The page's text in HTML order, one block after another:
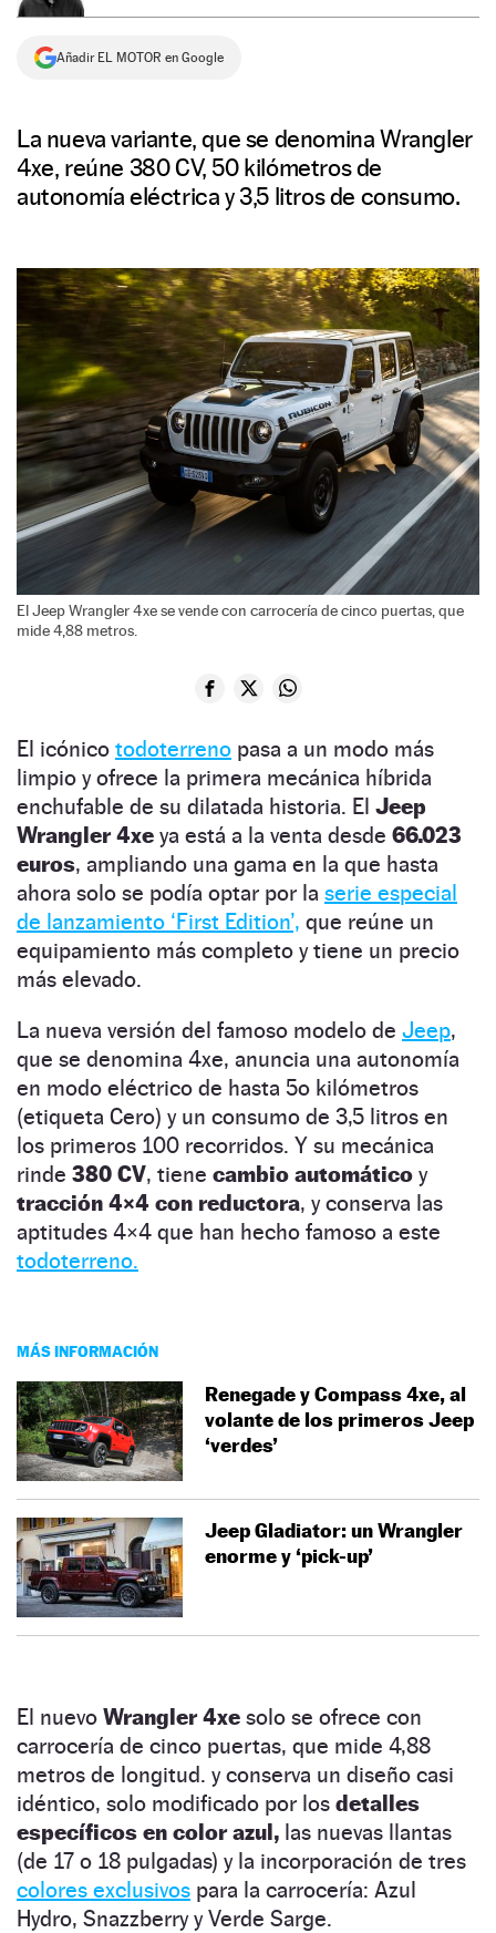
Añadir EL MOTOR en Google
La nueva variante, que se denomina Wrangler
4xe, reúne 380 CV, 50 kilómetros de
autonomía eléctrica y 3,5 litros de consumo.
El Jeep Wrangler 4xe se vende con carrocería de cinco puertas, que
mide 4,88 metros.
El icónico todoterreno pasa a un modo más
limpio y ofrece la primera mecánica híbrida
enchufable de su dilatada historia. El Jeep
Wrangler 4xe ya está a la venta desde 66.023
euros, ampliando una gama en la que hasta
ahora solo se podía optar por la serie especial
de lanzamiento ‘First Edition’, que reúne un
equipamiento más completo y tiene un precio
más elevado.
La nueva versión del famoso modelo de Jeep,
que se denomina 4xe, anuncia una autonomía
en modo eléctrico de hasta 5o kilómetros
(etiqueta Cero) y un consumo de 3,5 litros en
los primeros 100 recorridos. Y su mecánica
rinde 380 CV, tiene cambio automático y
tracción 4×4 con reductora, y conserva las
aptitudes 4×4 que han hecho famoso a este
todoterreno.
MÁS INFORMACIÓN
Renegade y Compass 4xe, al
volante de los primeros Jeep
‘verdes’
Jeep Gladiator: un Wrangler
enorme y ‘pick-up’
El nuevo Wrangler 4xe solo se ofrece con
carrocería de cinco puertas, que mide 4,88
metros de longitud. y conserva un diseño casi
idéntico, solo modificado por los detalles
específicos en color azul, las nuevas llantas
(de 17 o 18 pulgadas) y la incorporación de tres
colores exclusivos para la carrocería: Azul
Hydro, Snazzberry y Verde Sarge.